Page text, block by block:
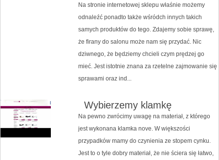
Na stronie internetowej sklepu właśnie możemy
odnaleźć ponadto także wśródch innych takich
samych produktów do tego. Zdajemy sobie sprawę,
że firany do salonu może nam się przydać. Nic
dziwnego, że będziemy chcieli czym prędzej go
mieć. Jest istotnie znana za rzetelne zajmowanie się
sprawami oraz ind...
Wybierzemy klamkę
Na pewno zwrócimy uwagę na materiał, z którego
jest wykonana klamka nove. W większości
przypadków mamy do czynienia ze stopem cynku.
Jest to o tyle dobry materiał, że nie ściera się łatwo,